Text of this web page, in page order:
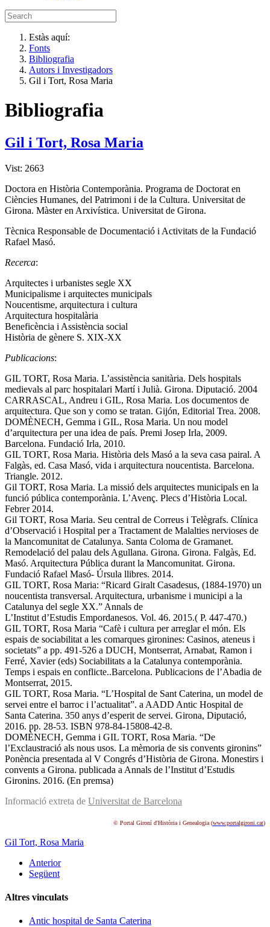
Estàs aquí:
Fonts
Bibliografia
Autors i Investigadors
Gil i Tort, Rosa Maria
Bibliografia
Gil i Tort, Rosa Maria
Vist: 2663
Doctora en Història Contemporània. Programa de Doctorat en
Ciències Humanes, del Patrimoni i de la Cultura. Universitat de
Girona. Màster en Arxivística. Universitat de Girona.
Tècnica Responsable de Documentació i Activitats de la Fundació
Rafael Masó.
Recerca:
Arquitectes i urbanistes segle XX
Municipalisme i arquitectes municipals
Noucentisme, arquitectura i cultura
Arquitectura hospitalària
Beneficència i Assistència social
Història de gènere S. XIX-XX
Publicacions:
GIL TORT, Rosa Maria. L’assistència sanitària. Dels hospitals
medievals al parc hospitalari Martí i Julià. Girona. Diputació. 2004
CARRASCAL, Andreu i GIL, Rosa Maria. Los documentos de
arquitectura. Que son y como se tratan. Gijón, Editorial Trea. 2008.
DOMÈNECH, Gemma i GIL, Rosa Maria. Un nou model
d’arquitectura per una idea de país. Premi Josep Irla, 2009.
Barcelona. Fundació Irla, 2010.
GIL TORT, Rosa Maria. Història dels Masó a la seva casa pairal. A
Falgàs, ed. Casa Masó, vida i arquitectura noucentista. Barcelona.
Triangle. 2012.
Gil TORT, Rosa Maria. La missió dels arquitectes municipals en la
funció pública contemporània. L’Avenç. Plecs d’Història Local.
Febrer 2014.
Gil TORT, Rosa Maria. Seu central de Correus i Telègrafs. Clínica
d’Observació i Hospital per a Tractament de Malalties nervioses de
la Mancomunitat de Catalunya. Santa Coloma de Gramanet.
Remodelació del palau dels Agullana. Girona. Girona. Falgàs, Ed.
Masó. Arquitectura Pública durant la Mancomunitat. Girona.
Fundació Rafael Masó- Úrsula llibres. 2014.
GIL TORT, Rosa Maria: “Ricard Giralt Casadesus, (1884-1970) un
noucentista transversal. Arquitectura, urbanisme i municipi a la
Catalunya del segle XX.” Annals de
L’Institut d’Estudis Empordanesos. Vol. 46. 2015.( P. 447-470.)
GIL TORT, Rosa Maria “Cafè i cultura per arreglar el món. Els
espais de sociabilitat a les comarques gironines: Casinos, ateneus i
societats” a pp. 491-526 a DUCH, Montserrat, Arnabat, Ramon i
Ferré, Xavier (eds) Sociabilitats a la Catalunya contemporània.
Temps i espais en conflicte..Barcelona. Publicacions de l’Abadia de
Montserrat, 2015.
GIL TORT, Rosa Maria. “L’Hospital de Sant Caterina, un model de
servei entre el barroc i l’actualitat”. a AADD Antic Hospital de
Santa Caterina. 350 anys d’esperit de servei. Girona, Diputació,
2016. pp. 28-53. ISBN 978-84-15808-42-8.
DOMÈNECH, Gemma i GIL TORT, Rosa Maria. “De
l’Exclaustració als nous usos. La mèmoria de sis convents gironins”
Ponència presentada al V Congrés d’Història de Girona. Monestirs i
convents a Girona. publicada a Annals de l’Institut d’Estudis
Gironins. 2016. (En premsa)
Informació extreta de Universitat de Barcelona
© Portal Gironí d'Història i Genealogia (www.portalgironi.cat)
Gil Tort, Rosa Maria
Anterior
Següent
Altres vinculats
Antic hospital de Santa Caterina